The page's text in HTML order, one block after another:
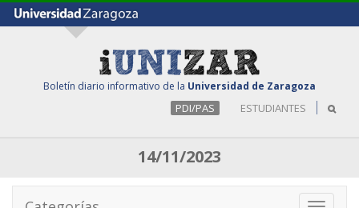
Boletín diario informativo de la Universidad de Zaragoza
PDI/PAS ESTUDIANTES
14/11/2023